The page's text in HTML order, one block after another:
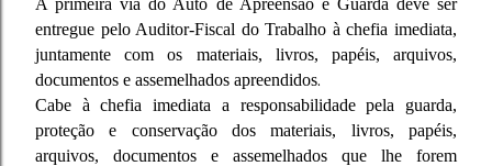
A primeira via do Auto de Apreensão e Guarda deve ser
entregue pelo Auditor-Fiscal do Trabalho à chefia imediata,
juntamente com os materiais, livros, papéis, arquivos,
documentos e assemelhados apreendidos.
Cabe à chefia imediata a responsabilidade pela guarda,
proteção e conservação dos materiais, livros, papéis,
arquivos, documentos e assemelhados que lhe forem